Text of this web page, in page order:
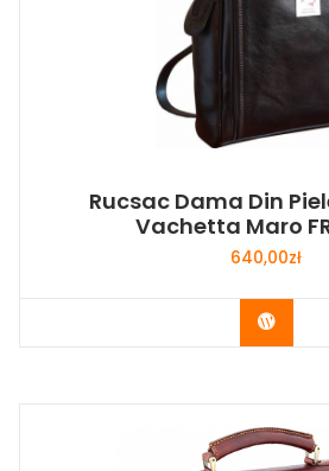
Rucsac Dama Din
Vachetta Maro
640,00zł
Buy